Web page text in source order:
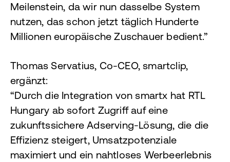
Meilenstein, da wir nun dasselbe System
nutzen, das schon jetzt täglich Hunderte
Millionen europäische Zuschauer bedient.”
Thomas Servatius, Co-CEO, smartclip,
ergänzt:
“Durch die Integration von smartx hat RTL
Hungary ab sofort Zugriff auf eine
zukunftssichere Adserving-Lösung, die die
Effizienz steigert, Umsatzpotenziale
maximiert und ein nahtloses Werbeerlebnis